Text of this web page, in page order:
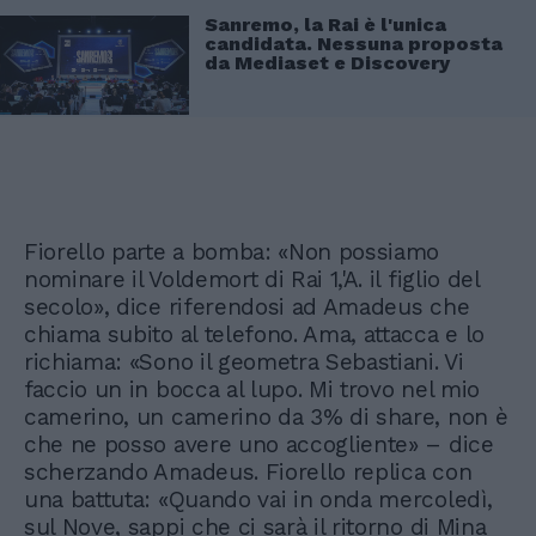
Sanremo, la Rai è l'unica
candidata. Nessuna proposta
da Mediaset e Discovery
Fiorello parte a bomba: «Non possiamo
nominare il Voldemort di Rai 1,'A. il figlio del
secolo», dice riferendosi ad Amadeus che
chiama subito al telefono. Ama, attacca e lo
richiama: «Sono il geometra Sebastiani. Vi
faccio un in bocca al lupo. Mi trovo nel mio
camerino, un camerino da 3% di share, non è
che ne posso avere uno accogliente» – dice
scherzando Amadeus. Fiorello replica con
una battuta: «Quando vai in onda mercoledì,
sul Nove, sappi che ci sarà il ritorno di Mina